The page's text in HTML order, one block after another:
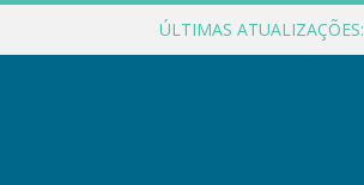
ÚLTIMAS ATUALIZAÇÕES: